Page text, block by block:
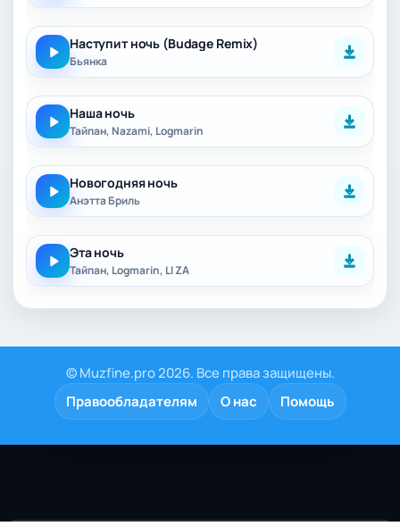
Наступит ночь (Budage Remix)
Бьянка
Наша ночь
Тайпан, Nazami, Logmarin
Новогодняя ночь
Анэтта Бриль
Эта ночь
Тайпан, Logmarin, LI ZA
© Muzfine.pro 2026. Все права защищены.
Правообладателям
О нас Помощь